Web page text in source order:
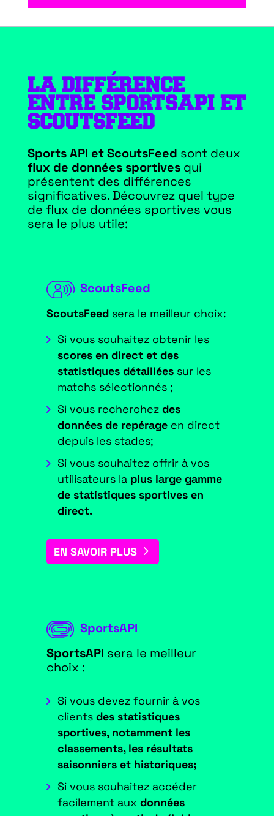
LA DIFFÉRENCE
ENTRE SPORTSAPI ET
SCOUTSFEED
Sports API et ScoutsFeed sont deux
flux de données sportivesqui
présentent des différences
significatives. Découvrez quel type
de flux de données sportives vous
sera le plus utile:
ScoutsFeed
ScoutsFeed sera le meilleur choix:
Si vous souhaitez obtenir les
scores en direct et des
statistiques détailléessur les
matchs sélectionnés ;
Si vous recherchez des
données de repérage en direct
depuis les stades;
Si vous souhaitez offrir à vos
utilisateurs la plus large gamme
de statistiques sportives en
direct.
EN SAVOIR PLUS
SportsAPI
SportsAPI sera le meilleur
choix :
Si vous devez fournir à vos
clients des statistiques
sportives, notamment les
classements, les résultats
saisonniers et historiques;
Si vous souhaitez accéder
facilement aux données